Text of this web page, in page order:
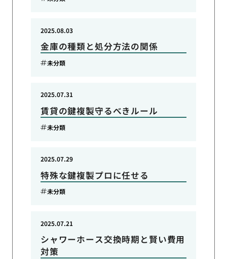
金庫の種類と処分方法の関係
2025.08.03
未分類
賃貸の鍵複製守るべきルール
2025.07.31
未分類
特殊な鍵複製プロに任せる
2025.07.29
未分類
シャワーホース交換時期と賢い費用
対策
2025.07.21